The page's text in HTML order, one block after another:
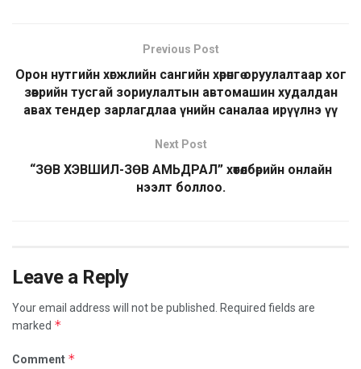
Previous Post
Орон нутгийн хөгжлийн сангийн хөрөнгө оруулалтаар хог
зөөврийн тусгай зориулалтын автомашин худалдан
авах тендер зарлагдлаа үнийн саналаа ирүүлнэ үү
Next Post
“ЗӨВ ХЭВШИЛ-ЗӨВ АМЬДРАЛ” хөтөлбөрийн онлайн
нээлт боллоо.
Leave a Reply
Your email address will not be published.
Required fields are
marked *
Comment *